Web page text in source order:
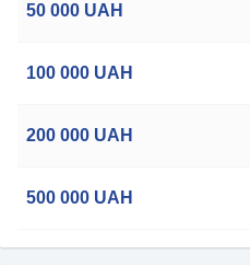
50 000 UAH
100 000 UAH
200 000 UAH
500 000 UAH